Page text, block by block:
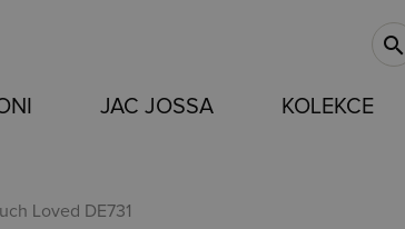
search
JAC JOSSA KOLEKCE
Loved DE731